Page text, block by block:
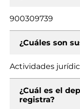
900309739
¿Cuáles son
Actividades
¿Cuál es el
registra?